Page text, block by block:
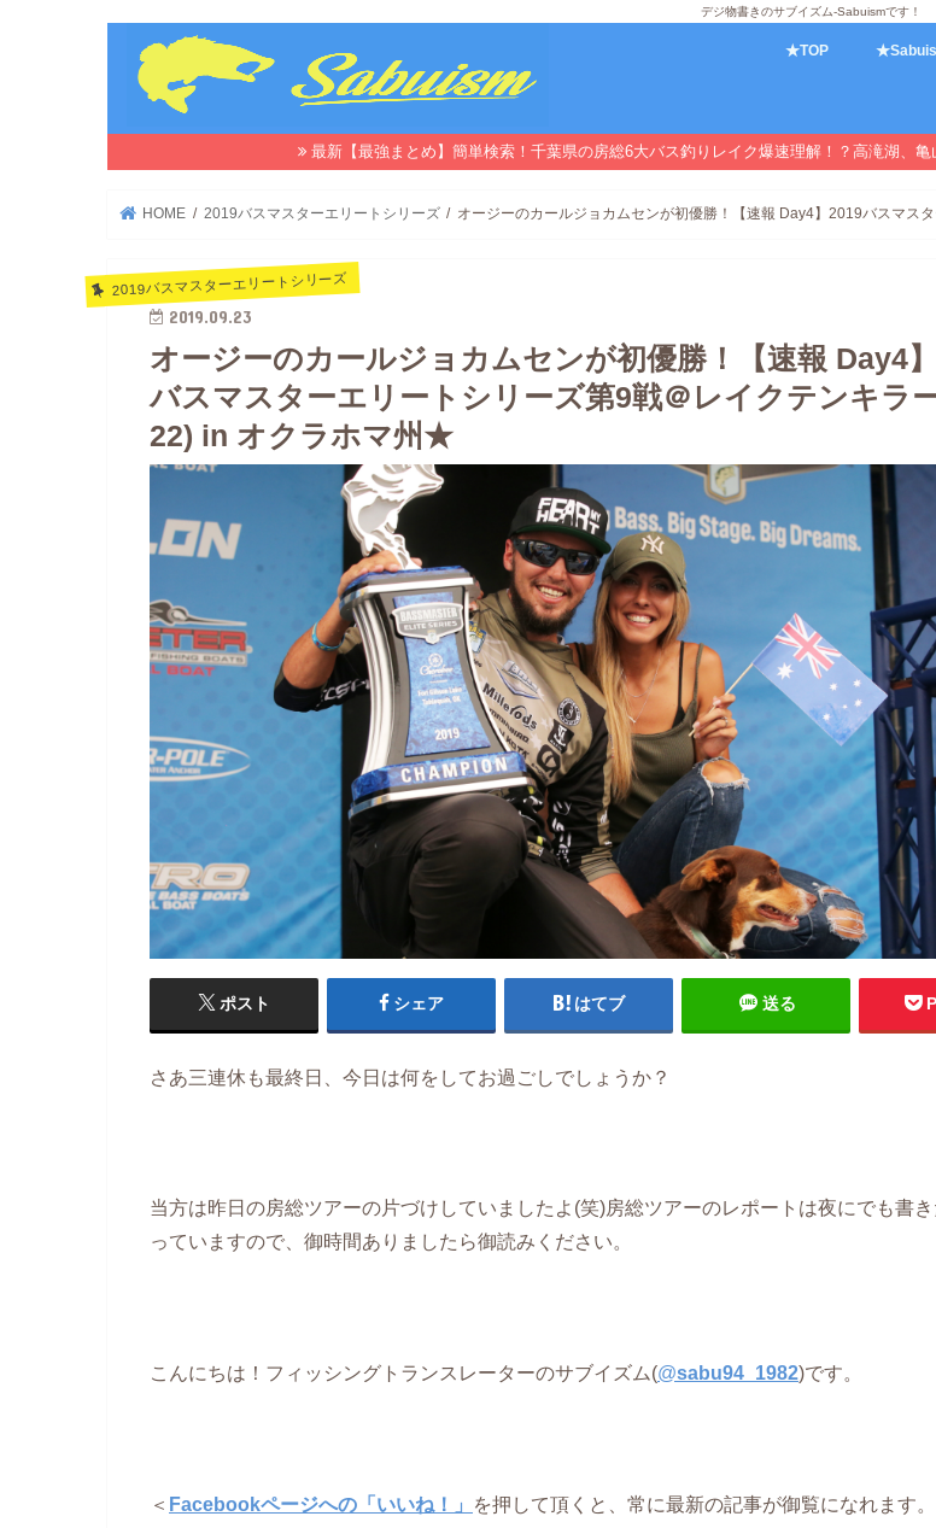
デジ物書きのサブイズム-Sabuismです！
★TOP
最新【最強まとめ】簡単検索！千葉県の房総6大バス釣りレイク爆速理解！？高滝湖、
HOME 2019バスマスターエリートシリーズ オージーのカールジョカムセンが初優勝！【速報 Day4】2019バスマ
2019バスマスターエリートシリーズ
2019.09.23
オージーのカールジョカムセンが初優勝！【速報 Day4
バスマスターエリートシリーズ第9戦＠レイクテンキラ
22) in オクラホマ州★
ポスト シェア はてブ 送る
さあ三連休も最終日、今日は何をしてお過ごしでしょうか？
当方は昨日の房総ツアーの片づけしていましたよ(笑)房総ツアーのレポートは夜にでも書
っていますので、御時間ありましたら御読みください。
こんにちは！フィッシングトランスレーターのサブイズム(@sabu94_1982)です。
＜ Facebookページへの「いいね！」 を押して頂くと、常に最新の記事が御覧になれます。